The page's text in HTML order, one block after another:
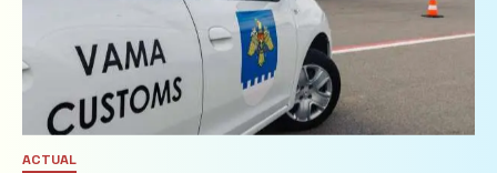
ACTUAL